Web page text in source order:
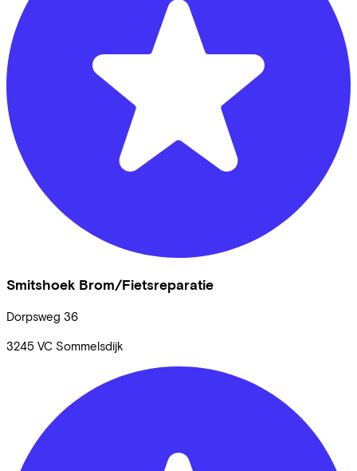
Smitshoek Brom/Fietsreparatie
Dorpsweg 36
3245 VC Sommelsdijk